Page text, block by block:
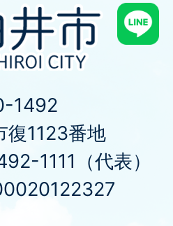
1492
復1123番地
1111（代表）